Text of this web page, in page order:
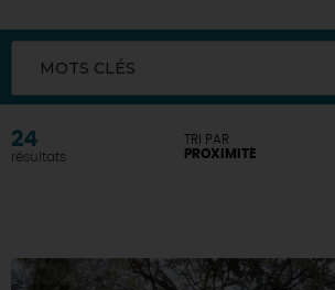
MOTS CLÉS
24
résultats
TRI PAR
PROXIMITÉ